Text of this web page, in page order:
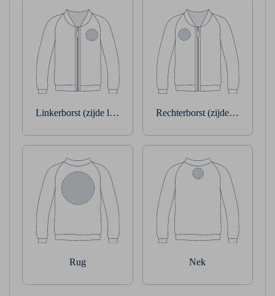
Linkerborst (zijde linkerarm) Rechterborst (zijde
Rug Nek